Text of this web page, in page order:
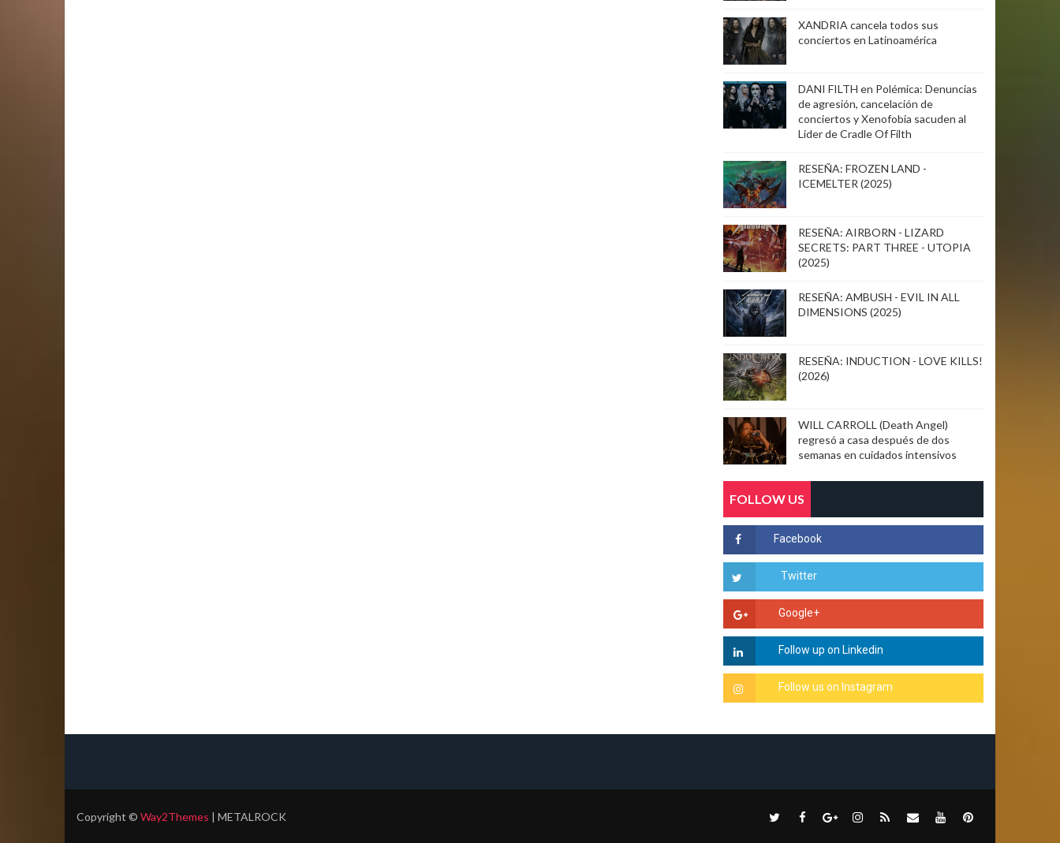
XANDRIA cancela todos sus
conciertos en Latinoamérica
DANI FILTH en Polémica: Denuncias
de agresión, cancelación de
conciertos y Xenofobia sacuden al
Lider de Cradle Of Filth
RESEÑA: FROZEN LAND -
ICEMELTER (2025)
RESEÑA: AIRBORN - LIZARD
SECRETS: PART THREE - UTOPIA
(2025)
RESEÑA: AMBUSH - EVIL IN ALL
DIMENSIONS (2025)
RESEÑA: INDUCTION - LOVE KILLS!
(2026)
WILL CARROLL (Death Angel)
regresó a casa después de dos
semanas en cuidados intensivos
FOLLOW US
Copyright © Way2Themes | METALROCK